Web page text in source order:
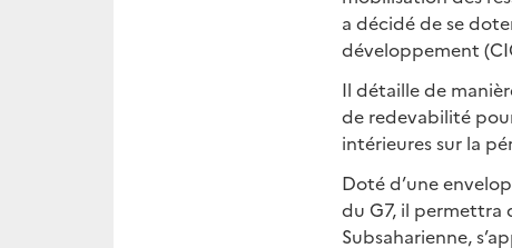
a décidé de se
développement
Il détaille de
de redevabilité
intérieures sur la
Doté d’une
du G7, il permettra
Subsaharienne,